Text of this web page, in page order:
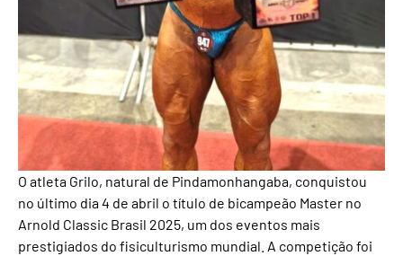
O atleta Grilo, natural de Pindamonhangaba, conquistou
no último dia 4 de abril o título de bicampeão Master no
Arnold Classic Brasil 2025, um dos eventos mais
prestigiados do fisiculturismo mundial. A competição foi